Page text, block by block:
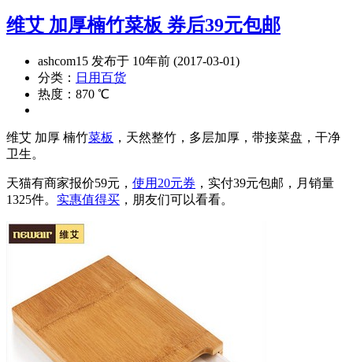
维艾 加厚楠竹菜板 券后39元包邮
ashcom15 发布于 10年前 (2017-03-01)
分类： 日用百货
热度：870 ℃
维艾 加厚 楠竹菜板 ，天然整竹，多层加厚，带接菜盘，干净
卫生。
天猫有商家报价59元， 使用20元券 ，实付39元包邮，月销量
1325件。 实惠值得买 ，朋友们可以看看。